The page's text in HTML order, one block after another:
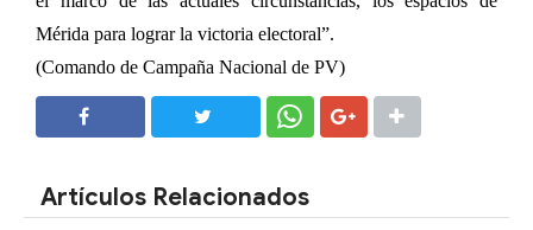
Mérida para lograr la victoria electoral”.
(Comando de Campaña Nacional de PV)
Artículos Relacionados